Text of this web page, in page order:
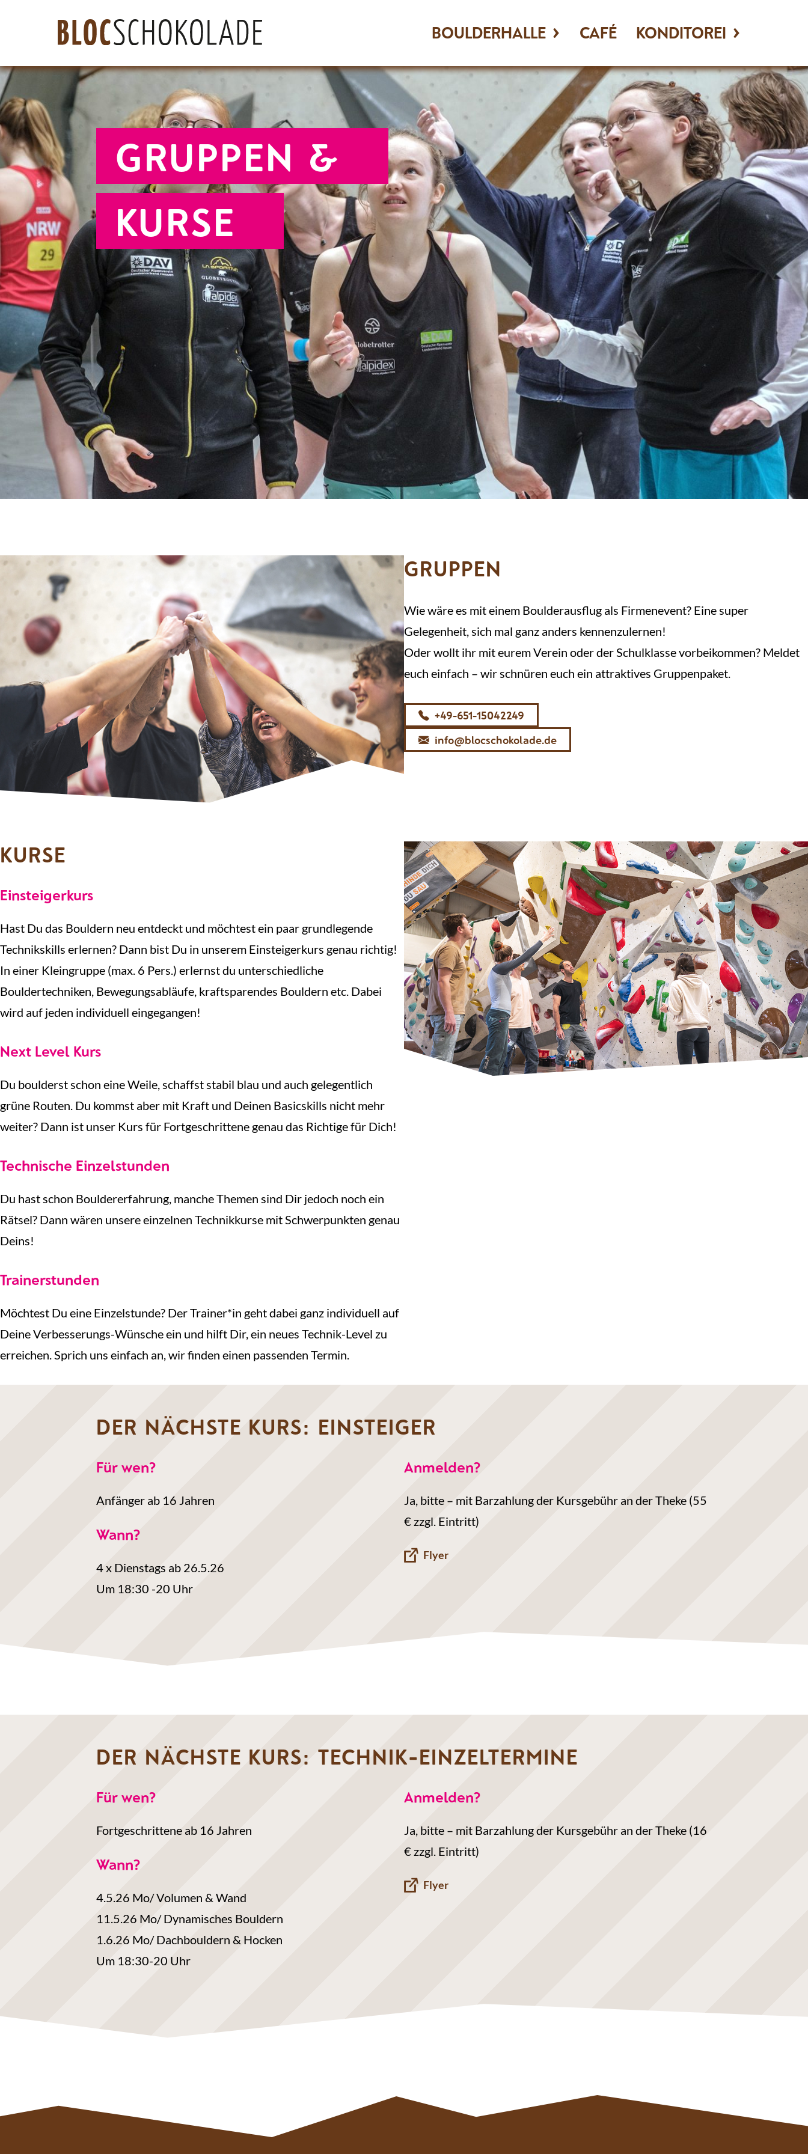
BOULDERHALLE
Öffnungszeiten
Über uns
Dein Erster Besuch
Preise & Gutscheine
Gruppen & Kurse
Kinder
Events
Routenbau
CAFÉ KONDITOREI
Köstliche Kuchen
Tolle Torten
GRUPPEN &
KURSE
GRUPPEN
Wie wäre es mit einem Boulderausflug als Firmenevent? Eine super
Gelegenheit, sich mal ganz anders kennenzulernen!
Oder wollt ihr mit eurem Verein oder der Schulklasse vorbeikommen? Meldet
euch einfach – wir schnüren euch ein attraktives Gruppenpaket.
+49-651-15042249
info@blocschokolade.de
KURSE
Einsteigerkurs
Hast Du das Bouldern neu entdeckt und möchtest ein paar grundlegende
Technikskills erlernen? Dann bist Du in unserem Einsteigerkurs genau richtig!
In einer Kleingruppe (max. 6 Pers.) erlernst du unterschiedliche
Bouldertechniken, Bewegungsabläufe, kraftsparendes Bouldern etc. Dabei
wird auf jeden individuell eingegangen!
Next Level Kurs
Du boulderst schon eine Weile, schaffst stabil blau und auch gelegentlich
grüne Routen. Du kommst aber mit Kraft und Deinen Basicskills nicht mehr
weiter? Dann ist unser Kurs für Fortgeschrittene genau das Richtige für Dich!
Technische Einzelstunden
Du hast schon Bouldererfahrung, manche Themen sind Dir jedoch noch ein
Rätsel? Dann wären unsere einzelnen Technikkurse mit Schwerpunkten genau
Deins!
Trainerstunden
Möchtest Du eine Einzelstunde? Der Trainer*in geht dabei ganz individuell auf
Deine Verbesserungs-Wünsche ein und hilft Dir, ein neues Technik-Level zu
erreichen. Sprich uns einfach an, wir finden einen passenden Termin.
DER NÄCHSTE KURS: EINSTEIGER
Für wen?
Anfänger ab 16 Jahren
Wann?
4 x Dienstags ab 26.5.26
Um 18:30 -20 Uhr
Anmelden?
Ja, bitte – mit Barzahlung der Kursgebühr an der Theke (55
€ zzgl. Eintritt)
Flyer
DER NÄCHSTE KURS: TECHNIK-EINZELTERMINE
Für wen?
Fortgeschrittene ab 16 Jahren
Wann?
4.5.26 Mo/ Volumen & Wand
11.5.26 Mo/ Dynamisches Bouldern
1.6.26 Mo/ Dachbouldern & Hocken
Um 18:30-20 Uhr
Anmelden?
Ja, bitte – mit Barzahlung der Kursgebühr an der Theke (16
€ zzgl. Eintritt)
Flyer